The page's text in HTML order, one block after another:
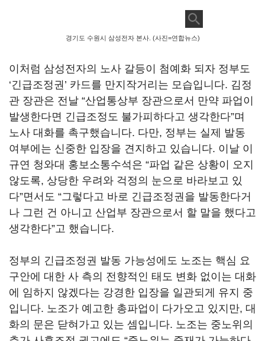
경기도 수원시 삼성전자 본사. (사진=연합뉴스)
이처럼 삼성전자의 노사 갈등이 첨예화 되자 정부도
‘긴급조정권 ’ 카드를 만지작거리는 모습입니다. 김정
관 장관은 전날 “산업통상부 장관으로서 만약 파업이
발생한다면 긴급조정도 불가피하다고 생각한다”며
노사 대화를 촉구했습니다. 다만, 정부는 실제 발동
여부에는 신중한 입장을 견지하고 있습니다. 이날 이
규연 청와대 홍보소통수석은 “파업 같은 상황이 오지
않도록, 상당한 우려와 걱정의 눈으로 바라보고 있
다”면서도 “그렇다고 바로 긴급조정권을 발동한다거
나 그런 건 아니고 산업부 장관으로서 할 말을 했다고
생각한다”고 했습니다.
정부의 긴급조정권 발동 가능성에도 노조는 핵심 요
구안에 대한 사 측의 전향적인 태도 변화 없이는 대화
에 임하지 않겠다는 강경한 입장을 일관되게 유지 중
입니다. 노조가 예고한 총파업이 다가오고 있지만, 대
화의 문은 닫혀가고 있는 셈입니다. 노조는 중노위의